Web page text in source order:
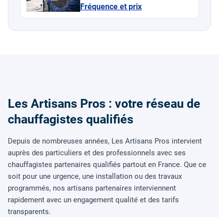
Fréquence et prix
Les Artisans Pros : votre réseau de
chauffagistes qualifiés
Depuis de nombreuses années, Les Artisans Pros intervient
auprès des particuliers et des professionnels avec ses
chauffagistes partenaires qualifiés partout en France. Que ce
soit pour une urgence, une installation ou des travaux
programmés, nos artisans partenaires interviennent
rapidement avec un engagement qualité et des tarifs
transparents.